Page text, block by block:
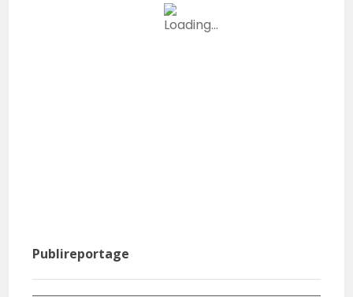
Publireportage
Agri Pub : Inspiré par la prolificité du porc, il crée
sa ferme